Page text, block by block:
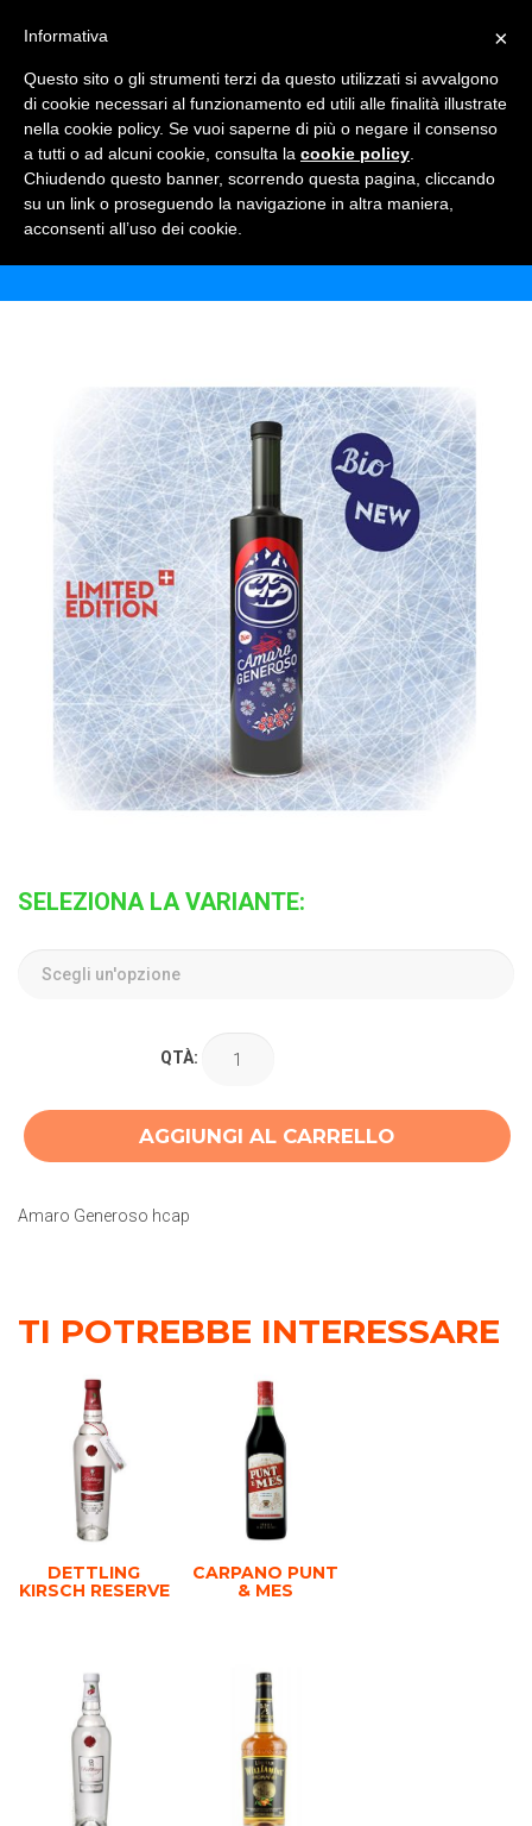
AMARO GENEROSO HCAP
Home Shop Alcolici
SELEZIONA LA VARIANTE:
QTÀ:
AGGIUNGI AL CARRELLO
Amaro Generoso hcap
TI POTREBBE INTERESSARE
DETTLING
KIRSCH RESERVE
CARPANO PUNT
& MES
×
Informativa
Questo sito o gli strumenti terzi da questo utilizzati si avvalgono
di cookie necessari al funzionamento ed utili alle finalità illustrate
nella cookie policy. Se vuoi saperne di più o negare il consenso
a tutti o ad alcuni cookie, consulta la cookie policy
Chiudendo questo banner, scorrendo questa pagina, cliccando
su un link o proseguendo la navigazione in altra maniera,
acconsenti all’uso dei cookie.